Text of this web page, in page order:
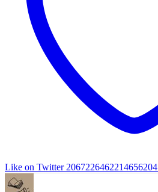
Like on Twitter 2067226462214656204